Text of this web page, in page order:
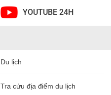
YOUTUBE 24H
Du lịch
Tra cứu địa điểm du lịch